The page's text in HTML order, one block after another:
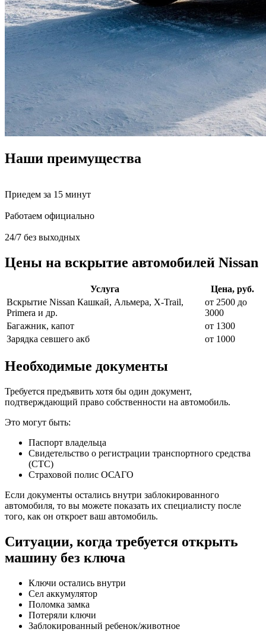
Наши преимущества
Приедем за 15 минут
Работаем официально
24/7 без выходных
Цены на вскрытие автомобилей Nissan
Услуга
Цена, руб.
Вскрытие Nissan Кашкай, Альмера, X-Trail,
Primera и др.
от 2500 до
3000
Багажник, капот
от 1300
Зарядка севшего акб
от 1000
Необходимые документы
Требуется предъявить хотя бы один документ,
подтверждающий право собственности на автомобиль.
Это могут быть:
Паспорт владельца
Свидетельство о регистрации транспортного средства
(СТС)
Страховой полис ОСАГО
Если документы остались внутри заблокированного
автомобиля, то вы можете показать их специалисту после
того, как он откроет ваш автомобиль.
Ситуации, когда требуется открыть
машину без ключа
Ключи остались внутри
Сел аккумулятор
Поломка замка
Потеряли ключи
Заблокированный ребенок/животное